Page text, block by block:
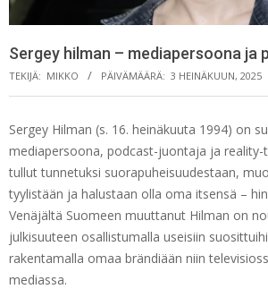
Sergey hilman – mediapersoona ja
TEKIJÄ: MIKKO PÄIVÄMÄÄRÄ: 3 HEINÄKUUN, 2025
Sergey Hilman (s. 16. heinäkuuta 1994) on
mediapersoona, podcast-juontaja ja reality-
tullut tunnetuksi suorapuheisuudestaan,
tyylistään ja halustaan olla oma itsensä –
Venäjältä Suomeen muuttanut Hilman on
julkisuuteen osallistumalla useisiin
rakentamalla omaa brändiään niin
mediassa.